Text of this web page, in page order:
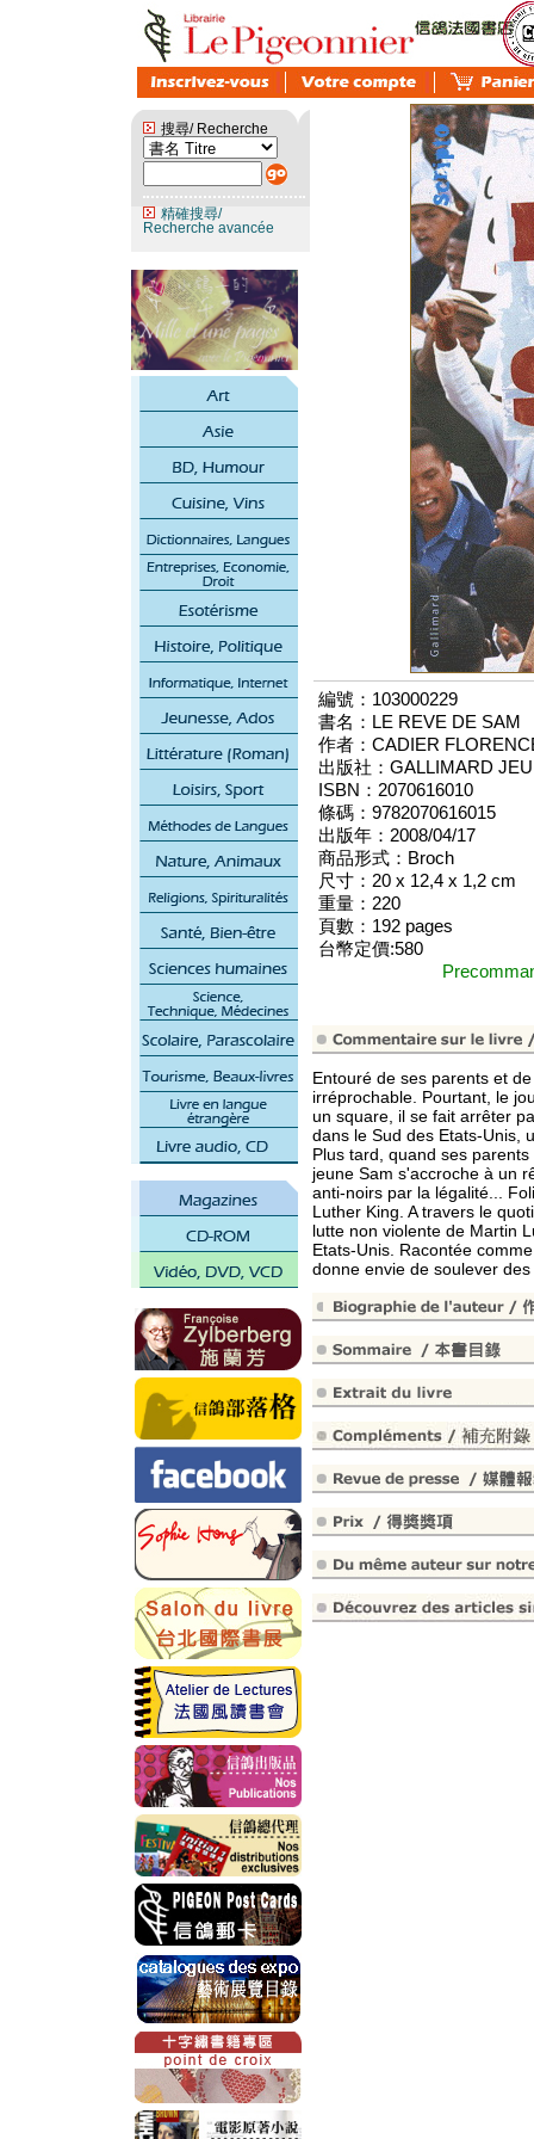
搜尋/ Recherche
精確搜尋/
Recherche avancée
編號：103000229
書名：LE REVE DE SAM
作者：CADIER
出版社：GALLIMARD
ISBN：2070616010
條碼：9782070616015
出版年：2008/04/17
商品形式：Broch
尺寸：20 x 12,4 x 1,2 cm
重量：220
頁數：192 pages
台幣定價:580
Entouré de ses parents et
irréprochable. Pourtant, le
un square, il se fait arrêter
dans le Sud des Etats-Unis,
Plus tard, quand ses
jeune Sam s'accroche à un
anti-noirs par la légalité...
Luther King. A travers le
lutte non violente de Martin
Etats-Unis. Racontée
donne envie de soulever